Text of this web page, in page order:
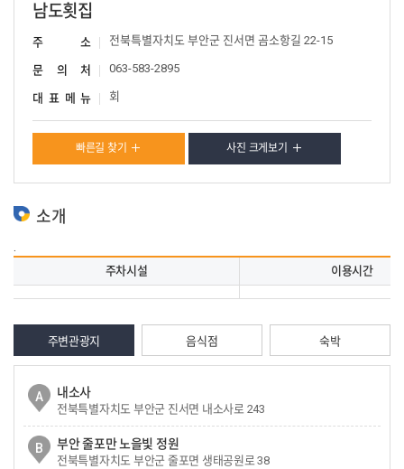
남도횟집
주 소 전북특별자치도 부안군 진서면 곰소항길 22-15
문 의 처 063-583-2895
대 표 메 뉴 회
빠른길 찾기 사진 크게보기
소개
.
주차시설 이용시간
주변관광지 음식점 숙박
A 내소사
전북특별자치도 부안군 진서면 내소사로 243
B 부안 줄포만 노을빛 정원
전북특별자치도 부안군 줄포면 생태공원로 38